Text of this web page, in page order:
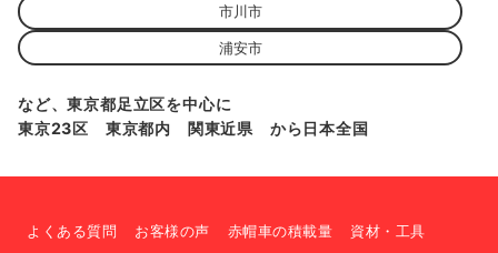
市川市
浦安市
など、東京都足立区を中心に
東京23区 東京都内 関東近県 から日本全国
よくある質問 お客様の声 赤帽車の積載量
資材・工具